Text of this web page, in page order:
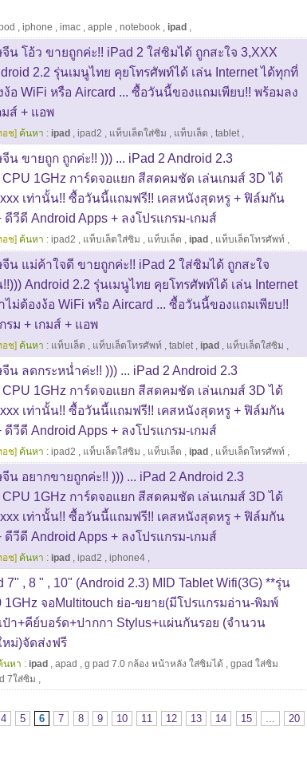
, iphone , imac , apple , notebook , ipad ,
น โอ้ว ขายถูกค่ะ!! iPad 2 ใส่ซิมได้ ถูกสะใจ 3,XXX
2.2 รุ่นเมนูไทย คุยโทรศัพท์ได้ เล่น Internet ได้ทุกที่
ง้อ WiFi หรือ Aircard ... ซื้อวันนี้ของแถมเพียบ!! พร้อมลง
มส์ + แอพ
อช] ค้นหา : ipad , ipad2 , แท็บเล็ตใส่ซิม , แท็บเล็ต , tablet,
น ขายถูก ถูกค่ะ!! ))) ... iPad 2 Android 2.3
1GHz การ์ดจอแยก สีสดคมชัด เล่นเกมส์ 3D ได้
เท่านั้น!! ซื้อวันนี้แถมฟรี!! เคสหนังสุดหรู + ฟิล์มกัน
ดีวีดี Android Apps + ลงโปรแกรม-เกมส์
ช] ค้นหา : ipad2 , แท็บเล็ตใส่ซิม , แท็บเล็ต , ipad , แท็บเล็ตโทรศัพท์ ,
น แม่ค้าใจดี ขายถูกค่ะ!! iPad 2 ใส่ซิมได้ ถูกสะใจ
Android 2.2 รุ่นเมนูไทย คุยโทรศัพท์ได้ เล่น Internet
ไม่ต้องง้อ WiFi หรือ Aircard ... ซื้อวันนี้ของแถมเพียบ!!
รม + เกมส์ + แอพ
อช] ค้นหา : แท็บเล็ต , แท็บเล็ตโทรศัพท์ , tablet, ipad , แท็บเล็ตใส่ซิม ,
น ลดกระหน่ำค่ะ!! ))) ... iPad 2 Android 2.3
1GHz การ์ดจอแยก สีสดคมชัด เล่นเกมส์ 3D ได้
เท่านั้น!! ซื้อวันนี้แถมฟรี!! เคสหนังสุดหรู + ฟิล์มกัน
ดีวีดี Android Apps + ลงโปรแกรม-เกมส์
ช] ค้นหา : ipad2 , แท็บเล็ตใส่ซิม , แท็บเล็ต , ipad , แท็บเล็ตโทรศัพท์ ,
น อยากขายถูกค่ะ!! ))) ... iPad 2 Android 2.3
1GHz การ์ดจอแยก สีสดคมชัด เล่นเกมส์ 3D ได้
เท่านั้น!! ซื้อวันนี้แถมฟรี!! เคสหนังสุดหรู + ฟิล์มกัน
ดีวีดี Android Apps + ลงโปรแกรม-เกมส์
อช] ค้นหา : ipad , ipad2 , iphone4 ,
7" , 8 " , 10" (Android 2.3) MID Tablet Wifi(3G) **รุ่น
1GHz จอMultitouch ย่อ-ขยาย(มีโปรแกรมอ่าน-พิมพ์
ป๋า+คีย์บอร์ด+ปากกา Stylus+แผ่นกันรอย (จำนวน
ม่)จัดส่งฟรี
นหา : ipad , apad , g pad 7.0 กล้อง หน้าหลัง ใส่ซิมได้ , gpad ใส่ซิม
7ใส่ซิม ,
4 5 6 7 8 9 10 11 12 13 14 15 ... 20